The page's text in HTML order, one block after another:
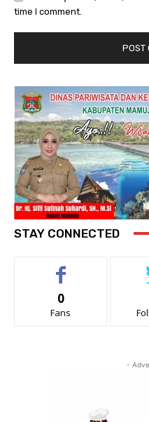
time I comment.
STAY CONNECTED
0
Fans
-